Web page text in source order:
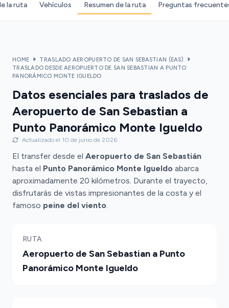
la ruta Vehículos Resumen de la ruta Preguntas
HOME
TRASLADO AEROPUERTO DE SAN SEBASTIAN (EAS)
TRASLADO DESDE AEROPUERTO DE SAN SEBASTIAN A PUNTO
PANORÁMICO MONTE IGUELDO
Datos esenciales para traslados de
Aeropuerto de San Sebastian a
Punto Panorámico Monte Igueldo
Actualizado el 10 de junio de 2026
El transfer desde el Aeropuerto de San Sebastián
hasta el Punto Panorámico Monte Igueldo abarca
aproximadamente 20 kilómetros. Durante el trayecto,
disfrutarás de vistas impresionantes de la costa y el
famoso peine del viento.
RUTA
Aeropuerto de San Sebastian a Punto
Panorámico Monte Igueldo